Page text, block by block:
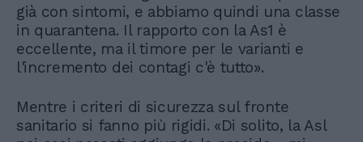
già con sintomi, e abbiamo quindi una classe
in quarantena. Il rapporto con la As1 è
eccellente, ma il timore per le varianti e
l'incremento dei contagi c'è tutto».
Mentre i criteri di sicurezza sul fronte
sanitario si fanno più rigidi. «Di solito, la Asl